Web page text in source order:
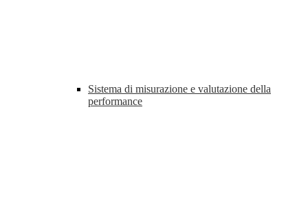
Sistema di misurazione e valutazione della
performance